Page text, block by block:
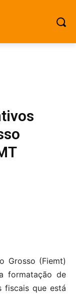
Grosso (Fiemt)
formatação de
fiscais que está